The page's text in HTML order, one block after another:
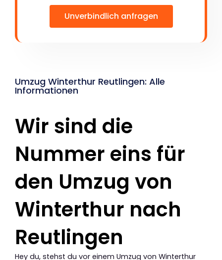
Unverbindlich anfragen
Umzug Winterthur Reutlingen: Alle
Informationen
Wir sind die
Nummer eins für
den Umzug von
Winterthur nach
Reutlingen
Hey du, stehst du vor einem Umzug von Winterthur